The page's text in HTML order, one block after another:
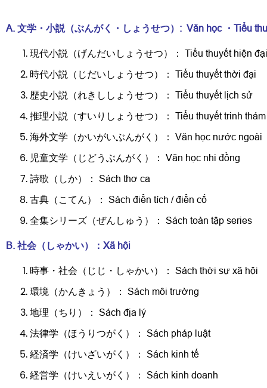
A. 文学・小説（ぶんがく・しょうせつ）: Văn học ・Tiểu
現代小説（げんだいしょうせつ）： Tiểu thuyết hiện đại
時代小説（じだいしょうせつ）： Tiểu thuyết thời đại
歴史小説（れきししょうせつ）： Tiểu thuyết lịch sử
推理小説（すいりしょうせつ）： Tiểu thuyết trinh thám
海外文学（かいがいぶんがく）： Văn học nước ngoài
児童文学（じどうぶんがく）： Văn học nhi đồng
詩歌（しか）： Sách thơ ca
古典（こてん）： Sách điển tích / điển cố
全集シリーズ（ぜんしゅう）： Sách toàn tập series
B. 社会（しゃかい）：Xã hội
時事・社会（じじ・しゃかい）： Sách thời sự xã hội
環境（かんきょう）： Sách môi trường
地理（ちり）： Sách địa lý
法律学（ほうりつがく）： Sách pháp luật
経済学（けいざいがく）： Sách kinh tế
経営学（けいえいがく）： Sách kinh doanh